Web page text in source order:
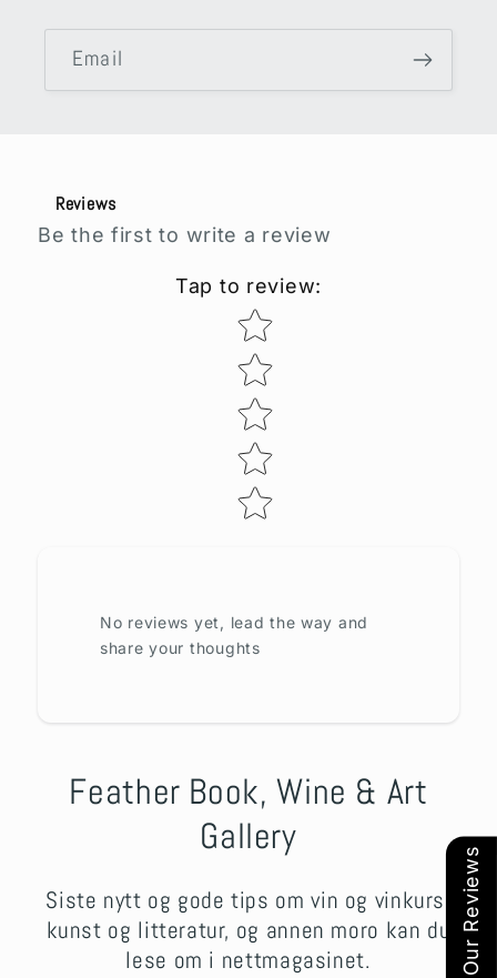
Email
Reviews
Be the first to write a review
Tap to review:
Star rating
No reviews yet, lead the way and
share your thoughts
Feather Book, Wine & Art
Gallery
Siste nytt og gode tips om vin og vinkurs,
kunst og litteratur, og annen moro kan du
lese om i nettmagasinet.
Our Reviews